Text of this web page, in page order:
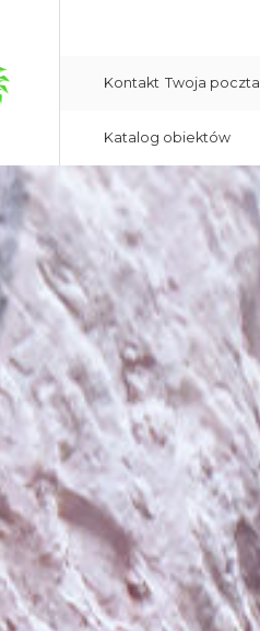
Kontakt Twoja poczta
Katalog obiektów